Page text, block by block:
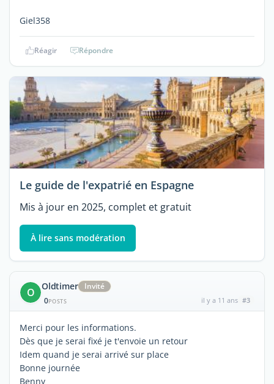
Giel358
Réagir Répondre
Le guide de l'expatrié en Espagne
Mis à jour en 2025, complet et gratuit
À lire sans modération
O Oldtimer
Invité
0POSTS il y a 11 ans #3
Merci pour les informations.
Dès que je serai fixé je t'envoie un retour
Idem quand je serai arrivé sur place
Bonne journée
Benny